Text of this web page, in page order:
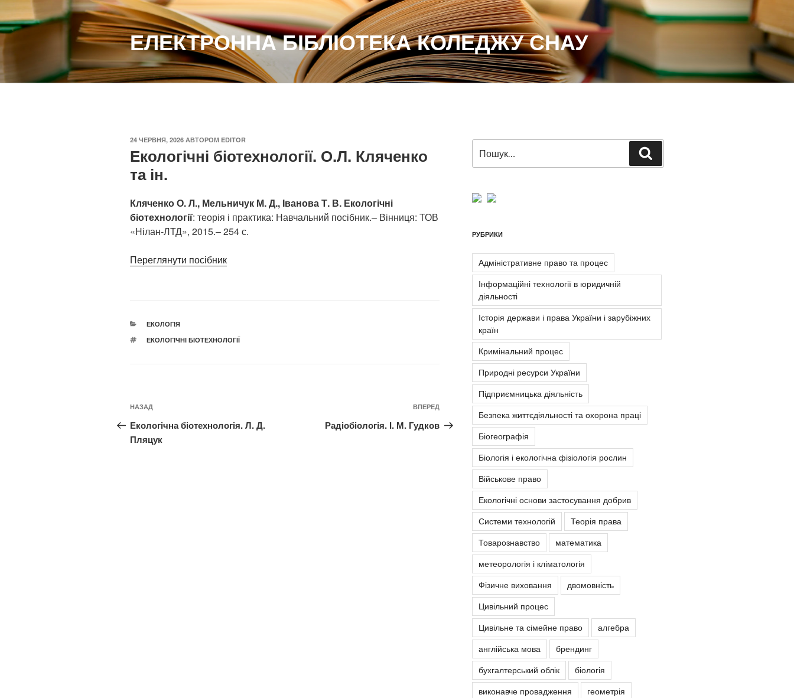
Перейти
до
вмісту
ЕЛЕКТРОННА БІБЛІОТЕКА КОЛЕДЖУ СНАУ
ОПУБЛІКОВАНО
24 ЧЕРВНЯ, 2026 АВТОРОМ EDITOR
Екологічні біотехнології. О.Л. Кляченко
та ін.
КляченкоО. Л., Мельничук М. Д., ІвановаТ. В. Екологічні
біотехнології: теорія і практика: Навчальний посібник.– Вінниця: ТОВ
«Нілан-ЛТД», 2015.– 254 с.
Переглянути посібник
КАТЕГОРІЇ
ЕКОЛОГІЯ
ПОЗНАЧКИ
ЕКОЛОГІЧНІ БІОТЕХНОЛОГІЇ
Навігація
записів
Попередній
запис:
НАЗАД
Екологічна біотехнологія. Л. Д.
Пляцук
Наступний
запис
ВПЕРЕД
Радіобіологія. І. М. Гудков
за
запитом:
РУБРИКИ
Адміністративне право та процес
Інформаційні технології в юридичній
діяльності
Історія держави і права України і зарубіжних
країн
Кримінальний процес
Природні ресурси України
Підприємницька діяльність
Безпека життєдіяльності та охорона праці
Біогеографія
Біологія і екологічна фізіологія рослин
Військове право
Екологічні основи застосування добрив
Системи технологій
Теорія права
Товарознавство
математика
метеорологія і кліматологія
Фізичне виховання
двомовність
Цивільний процес
Цивільне та сімейне право
алгебра
англійська мова
брендинг
бухгалтерський облік
біологія
виконавче провадження
геометрія